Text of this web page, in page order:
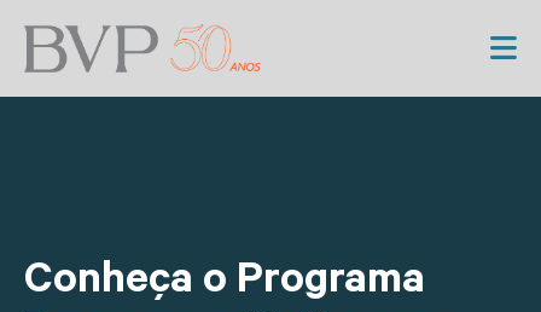
Conheça o Programa